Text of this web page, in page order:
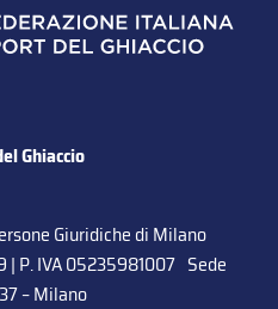
Ghiaccio
Giuridiche di Milano
| P. IVA 05235981007 Sede
– Milano